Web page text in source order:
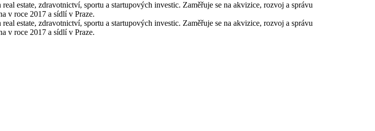
estate, zdravotnictví, sportu a startupových investic. Zaměřuje se na akvizice, rozvoj a správu
v roce 2017 a sídlí v Praze.
estate, zdravotnictví, sportu a startupových investic. Zaměřuje se na akvizice, rozvoj a správu
v roce 2017 a sídlí v Praze.